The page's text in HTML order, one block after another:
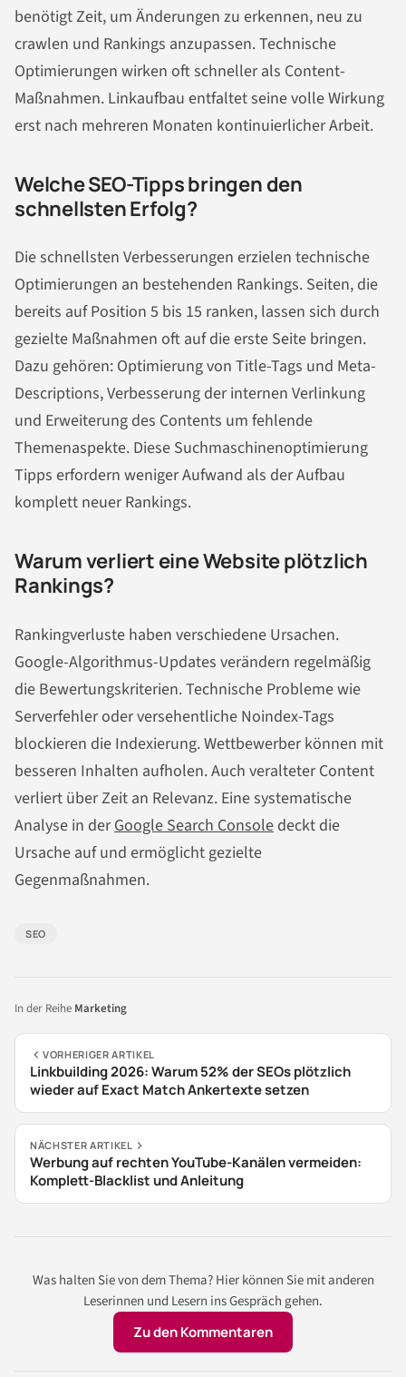
benötigt Zeit, um Änderungen zu erkennen, neu zu
crawlen und Rankings anzupassen. Technische
Optimierungen wirken oft schneller als Content-
Maßnahmen. Linkaufbau entfaltet seine volle Wirkung
erst nach mehreren Monaten kontinuierlicher Arbeit.
Welche SEO-Tipps bringen den
schnellsten Erfolg?
Die schnellsten Verbesserungen erzielen technische
Optimierungen an bestehenden Rankings. Seiten, die
bereits auf Position 5 bis 15 ranken, lassen sich durch
gezielte Maßnahmen oft auf die erste Seite bringen.
Dazu gehören: Optimierung von Title-Tags und Meta-
Descriptions, Verbesserung der internen Verlinkung
und Erweiterung des Contents um fehlende
Themenaspekte. Diese Suchmaschinenoptimierung
Tipps erfordern weniger Aufwand als der Aufbau
komplett neuer Rankings.
Warum verliert eine Website plötzlich
Rankings?
Rankingverluste haben verschiedene Ursachen.
Google-Algorithmus-Updates verändern regelmäßig
die Bewertungskriterien. Technische Probleme wie
Serverfehler oder versehentliche Noindex-Tags
blockieren die Indexierung. Wettbewerber können mit
besseren Inhalten aufholen. Auch veralteter Content
verliert über Zeit an Relevanz. Eine systematische
Analyse in derGoogle Search Console deckt die
Ursache auf und ermöglicht gezielte
Gegenmaßnahmen.
SEO
In der Reihe Marketing
VORHERIGER ARTIKEL
Linkbuilding 2026: Warum 52% der SEOs plötzlich
wieder auf Exact Match Ankertexte setzen
NÄCHSTER ARTIKEL
Werbung auf rechten YouTube-Kanälen vermeiden:
Komplett-Blacklist und Anleitung
Was halten Sie von dem Thema? Hier können Sie mit anderen
Leserinnen und Lesern ins Gespräch gehen.
Zu den Kommentaren